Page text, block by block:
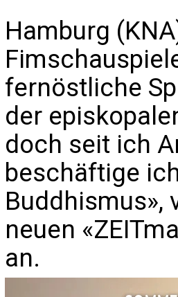
Hamburg
fernöstliche
der
doch seit ich
beschäftige
Buddhismus»,
neuen
an.